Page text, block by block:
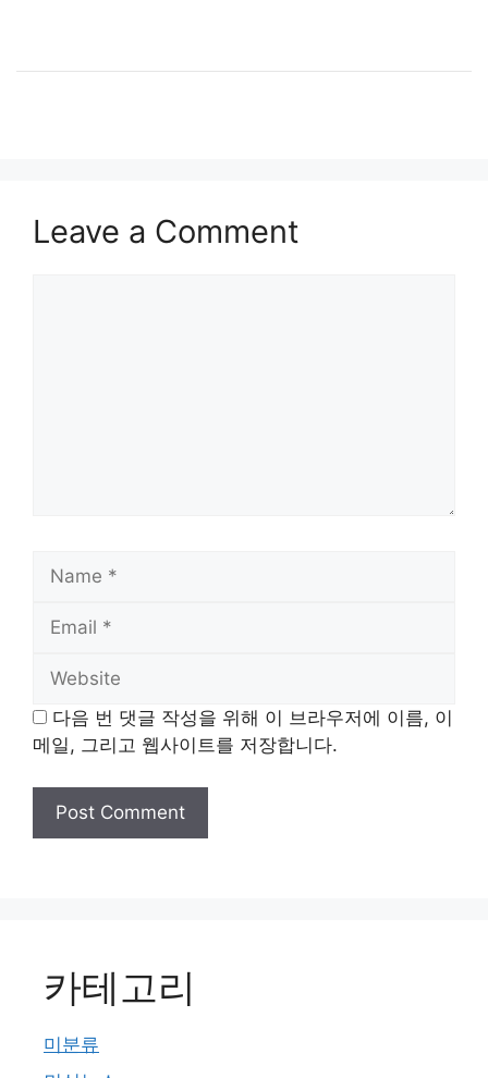
Leave a Comment
Name
Email
Website
다음 번 댓글 작성을 위해 이 브라우저에 이름, 이
메일, 그리고 웹사이트를 저장합니다.
카테고리
미분류